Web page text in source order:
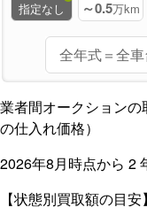
指定なし ～0.5万km
業者間オークション
の仕入れ価格）
2026年8月時点から 2
【状態別買取額の目安】